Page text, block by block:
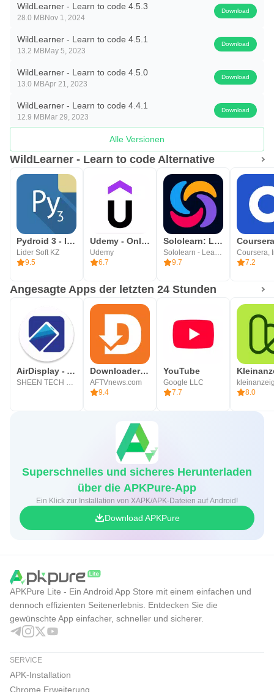
WildLearner - Learn to code 4.5.3
28.0 MBNov 1, 2024
Download
WildLearner - Learn to code 4.5.1
13.2 MBMay 5, 2023
Download
WildLearner - Learn to code 4.5.0
13.0 MBApr 21, 2023
Download
WildLearner - Learn to code 4.4.1
12.9 MBMar 29, 2023
Download
Alle Versionen
WildLearner - Learn to code Alternative
Pydroid 3 - IDE for Python 3
Lider Soft KZ
9.5
Udemy - Online-Kurse
Udemy
6.7
Sololearn: Learn to code
9.7
Coursera,
7.2
Angesagte Apps der letzten 24 Stunden
AirDisplay - AirPlay Receiver Downloader by AFTVnews
AFTVnews.com
9.4
YouTube
Google LLC
7.7
8.0
Superschnelles und sicheres Herunterladen
über die APKPure-App
Ein Klick zur Installation von XAPK/APK-Dateien auf Android!
Download APKPure
APKPure Lite - Ein Android App Store mit einem einfachen und
dennoch effizienten Seitenerlebnis. Entdecken Sie die
gewünschte App einfacher, schneller und sicherer.
SERVICE
APK-Installation
Chrome Erweiterung